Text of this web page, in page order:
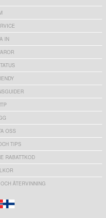
IN
OSS
TIPS
RABATTKOD
ÅTERVINNING